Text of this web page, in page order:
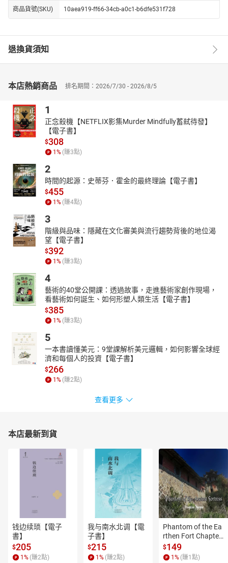
商品貨號(SKU) 10aea919-ff66-34cb-a0c1-b6dfe531f728
退換貨須知
本店熱銷商品 排名期間：2026/7/30 - 2026/8/5
1
正念殺機【NETFLIX影集Murder Mindfully蓄弒待發】
【電子書】
$308
1% (賺3點)
2
時間的起源：史蒂芬．霍金的最終理論【電子書】
$455
1% (賺4點)
3
階級與品味：隱藏在文化審美與流行趨勢背後的地位渴
望【電子書】
$392
1% (賺3點)
4
藝術的40堂公開課：透過故事，走進藝術家創作現場，
看藝術如何誕生、如何形塑人類生活【電子書】
$385
1% (賺3點)
5
一本書讀懂美元：9堂課解析美元邏輯，如何影響全球經
濟和每個人的投資【電子書】
$266
1% (賺2點)
查看更多
本店最新到貨
钱边续琐【電子
書】
$205
1 % (賺2點)
我与南水北调【電
子書】
$215
1 % (賺2點)
Phantom of the Ea
rthen Fort Chapter
4【有聲書】
$149
1 % (賺1 點)